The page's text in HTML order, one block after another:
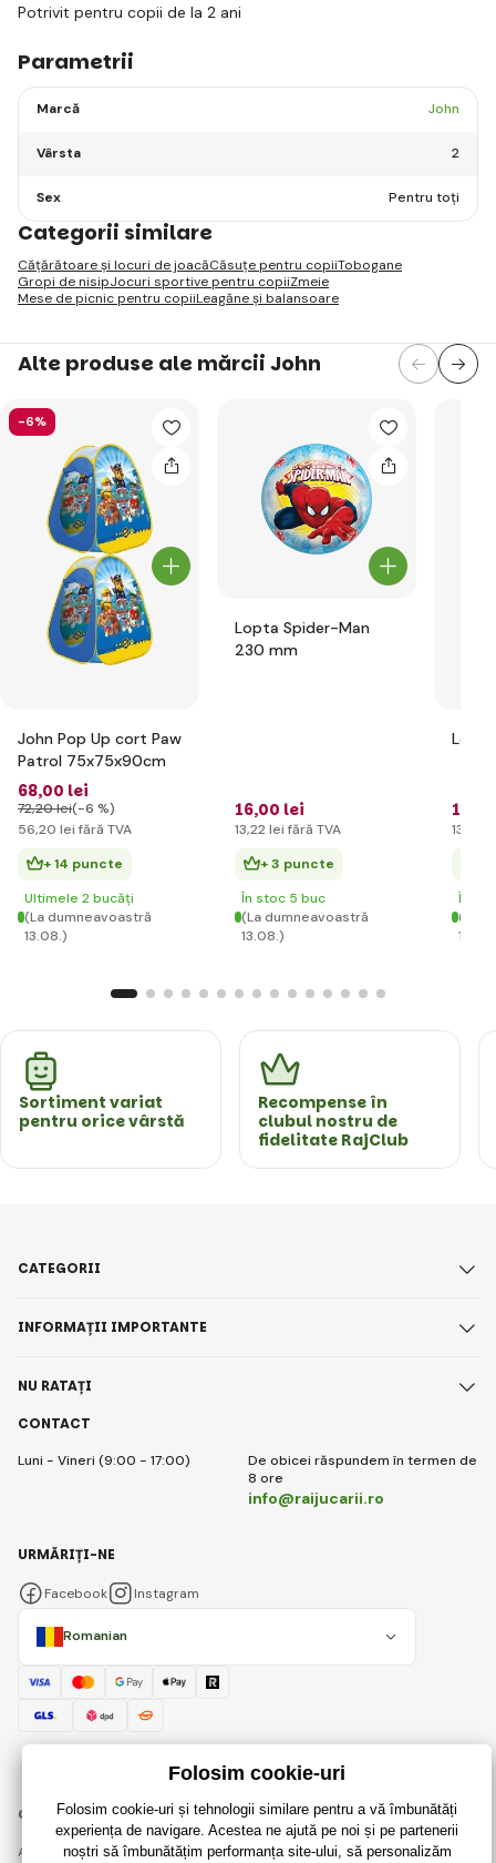
Potrivit pentru copii de la 2 ani
Parametrii
Marcă John
Vârsta 2
Sex Pentru toți
Categorii similare
Cățărătoare și locuri de joacăCăsuțe pentru copiiTobogane
Gropi de nisipJocuri sportive pentru copiiZmeie
Mese de picnic pentru copiiLeagăne și balansoare
Alte produse ale mărcii John
-6%
John Pop Up cort Paw
Patrol 75x75x90cm
68,00 lei
72,20 lei(-6 %)
56,20 lei fără TVA
+ 14 puncte
Ultimele 2 bucăți
(La dumneavoastră
13.08.)
Lopta Spider-Man
230 mm
16,00 lei
13,22 lei fără TVA
+ 3 puncte
În stoc 5 buc
(La dumneavoastră
13.08.)
16
13
În
(La
Sortiment variat
pentru orice vârstă
Recompense în
clubul nostru de
fidelitate RajClub
CONTACT
Luni - Vineri (9:00 - 17:00)
De obicei răspundem în termen de
8 ore
info@raijucarii.ro
CATEGORII
INFORMAȚII IMPORTANTE
NU RATAȚI
Romanian
URMĂRIȚI-NE
Facebook Instagram
© 2018 - 2026 RaiJucării.ro, Toate drepturile rezervate
Această pagină este protejată prin reCAPTCHA și se aplică